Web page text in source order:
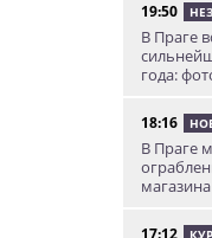
19:50
В Праге
года:
18:16
В Праге
17:12